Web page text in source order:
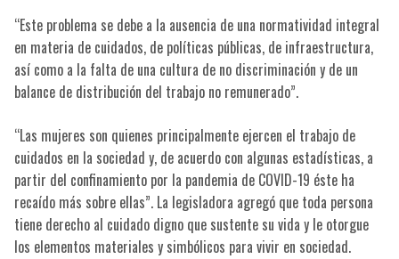
“Este problema se debe a la ausencia de una normatividad integral
en materia de cuidados, de políticas públicas, de infraestructura,
así como a la falta de una cultura de no discriminación y de un
balance de distribución del trabajo no remunerado”.
“Las mujeres son quienes principalmente ejercen el trabajo de
cuidados en la sociedad y, de acuerdo con algunas estadísticas, a
partir del confinamiento por la pandemia de COVID-19 éste ha
recaído más sobre ellas”. La legisladora agregó que toda persona
tiene derecho al cuidado digno que sustente su vida y le otorgue
los elementos materiales y simbólicos para vivir en sociedad.